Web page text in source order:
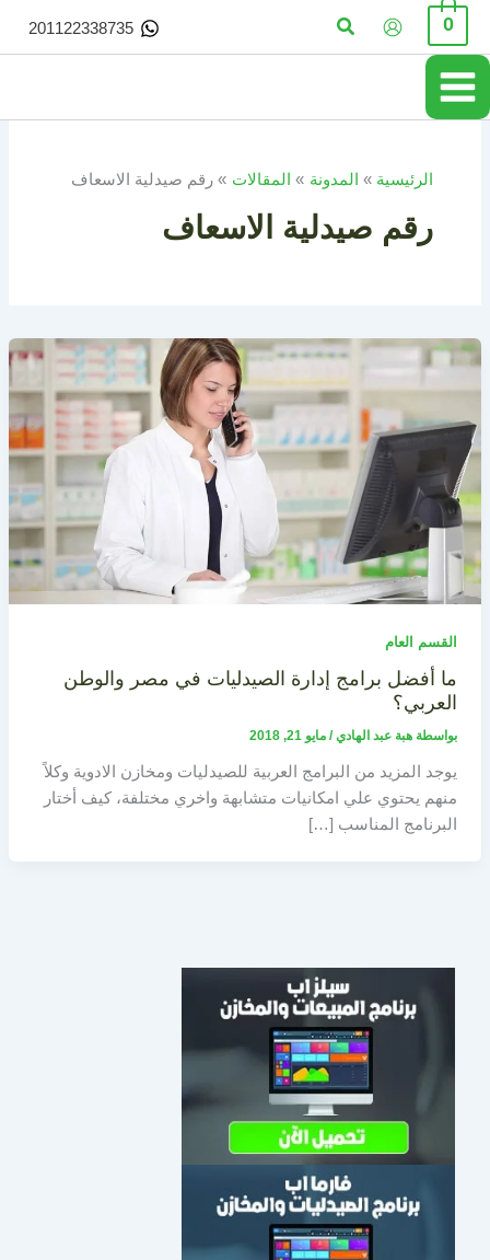
تخطي
المحتوى
0 البحث 201122338735
الرئيسية المدونة المقالات رقم صيدلية الاسعاف
رقم صيدلية الاسعاف
القسم العام
ما أفضل برامج إدارة الصيدليات في مصر والوطن
العربي؟
بواسطة هبة عبد الهادي/ مايو 21, 2018
يوجد المزيد من البرامج العربية للصيدليات ومخازن الادوية وكلاً
منهم يحتوي علي امكانيات متشابهة واخري مختلفة، كيف أختار
البرنامج المناسب […]